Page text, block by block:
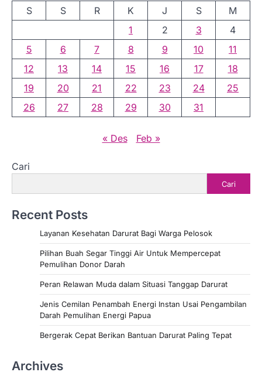
s
S S R K J S
M
1
2 3
4
5
6 7 8 9 10
11
12
13 14 15 16 17
18
19
20 21 22 23 24
25
26
27 28 29 30 31
« Des Feb »
Cari
Cari
Recent Posts
Layanan Kesehatan Darurat Bagi Warga Pelosok
Pilihan Buah Segar Tinggi Air Untuk Mempercepat
Pemulihan Donor Darah
Peran Relawan Muda dalam Situasi Tanggap Darurat
Jenis Cemilan Penambah Energi Instan Usai Pengambilan
Darah Pemulihan Energi Papua
Bergerak Cepat Berikan Bantuan Darurat Paling Tepat
Archives